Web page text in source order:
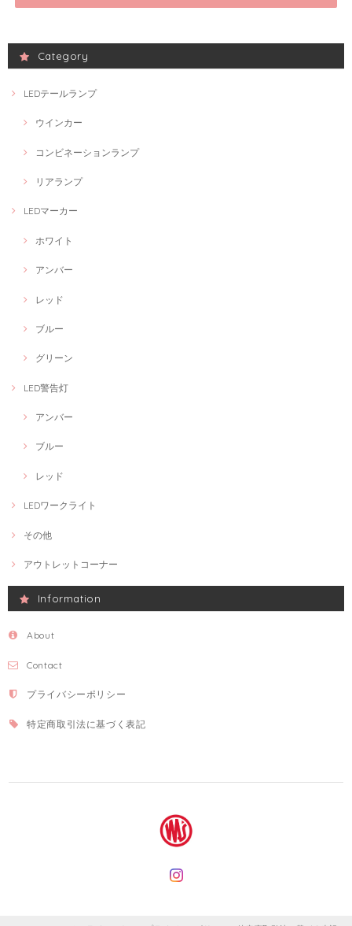
Category
LEDテールランプ
ウインカー
コンビネーションランプ
リアランプ
LEDマーカー
ホワイト
アンバー
レッド
ブルー
グリーン
LED警告灯
アンバー
ブルー
レッド
LEDワークライト
その他
アウトレットコーナー
Information
About
Contact
プライバシーポリシー
特定商取引法に基づく表記